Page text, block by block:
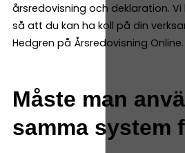
årsredovisning och deklaration. Vi
så att du kan ha koll på din
Hedgren på Årsredovisning Online.
Måste man
samma system